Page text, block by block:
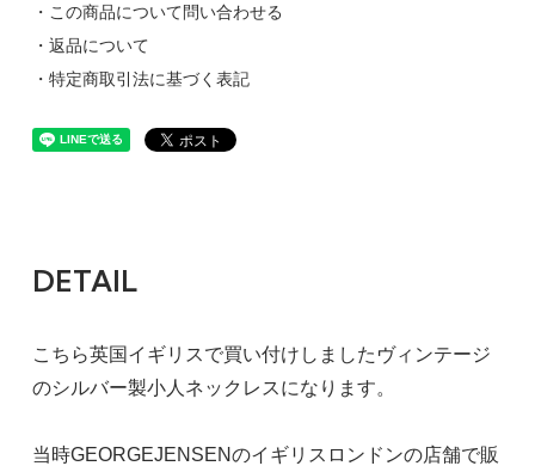
・この商品について問い合わせる
・返品について
・特定商取引法に基づく表記
DETAIL
こちら英国イギリスで買い付けしましたヴィンテージ
のシルバー製小人ネックレスになります。
当時GEORGEJENSENのイギリスロンドンの店舗で販